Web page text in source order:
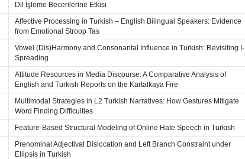
Dil İşleme Becerilerine Etkisi
Affective Processing in Turkish – English Bilingual Speakers: Evidence
from Emotional Stroop Tas
Vowel (Dis)Harmony and Consonantal Influence in Turkish: Revisiting I-
Spreading
Attitude Resources in Media Discourse: A Comparative Analysis of
English and Turkish Reports on the Kartalkaya Fire
Multimodal Strategies in L2 Turkish Narratives: How Gestures Mitigate
Word Finding Difficulties
Feature-Based Structural Modeling of Online Hate Speech in Turkish
Prenominal Adjectival Dislocation and Left Branch Constraint under
Ellipsis in Turkish